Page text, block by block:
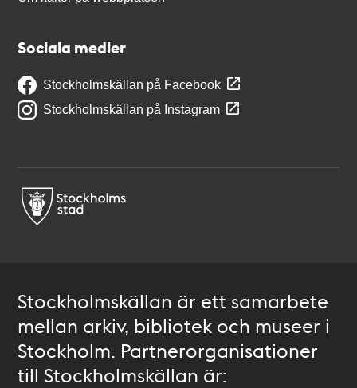
Sociala medier
Stockholmskällan på Facebook
Stockholmskällan på Instagram
Stockholmskällan är ett samarbete
mellan arkiv, bibliotek och museer i
Stockholm. Partnerorganisationer
till Stockholmskällan är: